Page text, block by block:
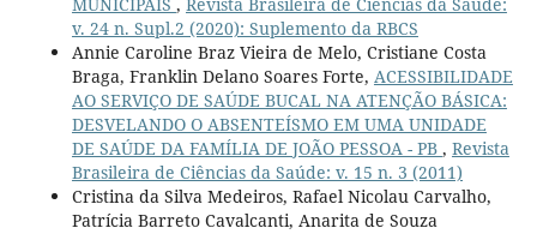
v. 24 n. Supl.2 (2020): Suplemento da RBCS
Annie Caroline Braz Vieira de Melo, Cristiane Costa
Braga, Franklin Delano Soares Forte, ACESSIBILIDADE
AO SERVIÇO DE SAÚDE BUCAL NA ATENÇÃO BÁSICA:
DESVELANDO O ABSENTEÍSMO EM UMA UNIDADE
DE SAÚDE DA FAMÍLIA DE JOÃO PESSOA - PB , Revista
Brasileira de Ciências da Saúde: v. 15 n. 3 (2011)
Cristina da Silva Medeiros, Rafael Nicolau Carvalho,
Patrícia Barreto Cavalcanti, Anarita de Souza